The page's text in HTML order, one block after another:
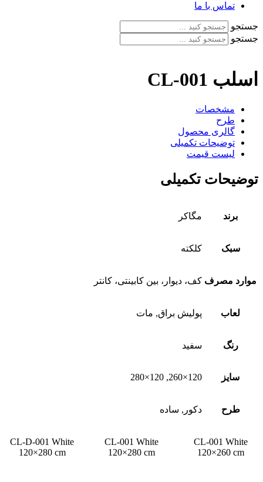
تماس با ما
جستجو
جستجو
اسلب CL-001
مشخصات
طرح
گالری محصول
توضیحات تکمیلی
لیست قیمت
توضیحات تکمیلی
برند مگاکر
سبک کلکته
موارد مصرف کف، دیوار، بین کابینتی، کانتر
لعاب پولیش براق, مات
رنگ سفید
سایز 120×260, 120×280
طرح دکور, ساده
CL-001 White
120×260 cm
CL-001 White
120×280 cm
CL-D-001 White
120×280 cm